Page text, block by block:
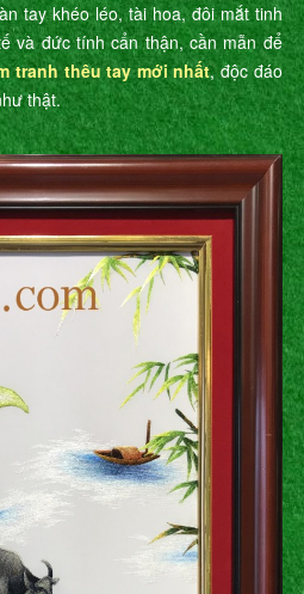
tay khéo léo, tài hoa, đôi mắt tinh
và đức tính cẩn thận, cần mẫn để
tranh thêu tay mới nhất, độc đáo
thật.